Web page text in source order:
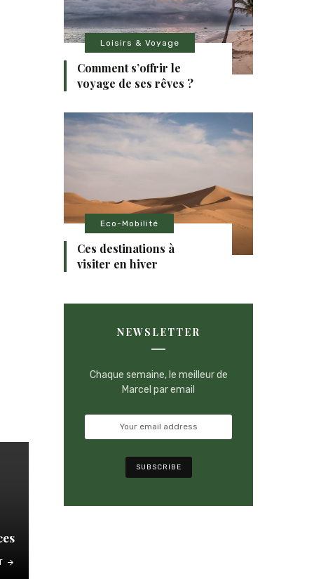
Loisirs & Voyage
Comment s’offrir le
voyage de ses rêves ?
Eco-Mobilité
Ces destinations à
visiter en hiver
NEWSLETTER
Chaque semaine, le meilleur de
Marcel par email